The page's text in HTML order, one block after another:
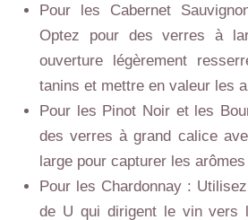
Pour les Cabernet
Optez pour des verres à
ouverture légèrement
tanins et mettre en valeur les
Pour les Pinot Noir et les
des verres à grand calice
large pour capturer les
Pour les Chardonnay :
de U qui dirigent le vin vers